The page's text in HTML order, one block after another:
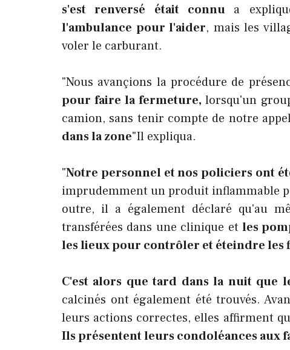
s'est renversé était connu a
l'ambulance pour l'aider, mais les
voler le carburant.
"Nous avançions la procédure de
pour faire la fermeture, lorsqu'un
camion, sans tenir compte de notre
dans la zone"Il expliqua.
"Notre personnel et nos policiers ont
imprudemment un produit inflammable
outre, il a également déclaré qu'au
transférées dans une clinique et les
les lieux pour contrôler et éteindre les
C'est alors que tard dans la nuit que
calcinés ont également été trouvés.
leurs actions correctes, elles affirment
Ils présentent leurs condoléances aux